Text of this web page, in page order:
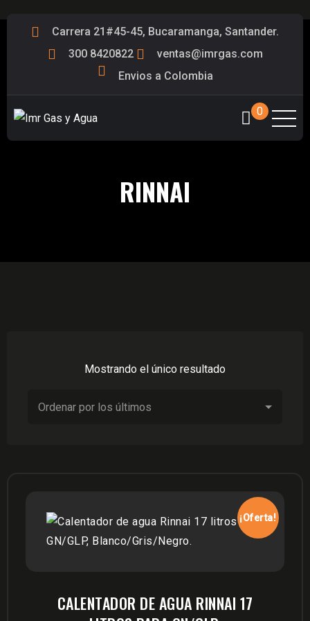
Carrera 21#45-45, Bucaramanga, Santander.
300 8420822
ventas@imrgas.com
Envios a Colombia
0
RINNAI
Mostrando el único resultado
¡Oferta!
CALENTADOR DE AGUA RINNAI 17